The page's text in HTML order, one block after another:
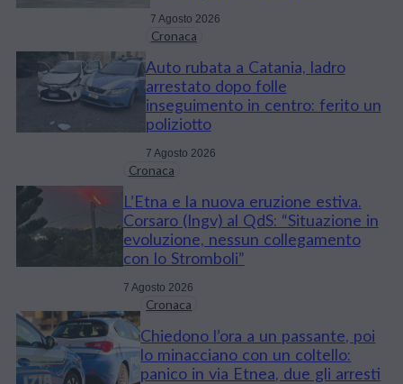
7 Agosto 2026
Cronaca
Auto rubata a Catania, ladro
arrestato dopo folle
inseguimento in centro: ferito un
poliziotto
7 Agosto 2026
Cronaca
L’Etna e la nuova eruzione estiva.
Corsaro (Ingv) al QdS: “Situazione in
evoluzione, nessun collegamento
con lo Stromboli”
7 Agosto 2026
Cronaca
Chiedono l’ora a un passante, poi
lo minacciano con un coltello:
panico in via Etnea, due gli arresti